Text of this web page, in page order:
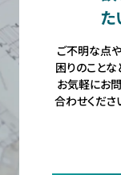
た
ご不明な点
困りのことな
お気軽にお
合わせくださ